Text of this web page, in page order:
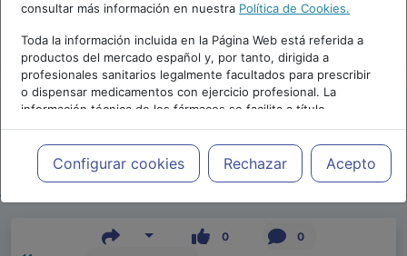
consultar más información en nuestra Política de Cookies.
Toda la información incluida en la Página Web está referida a
productos del mercado español y, por tanto, dirigida a
profesionales sanitarios legalmente facultados para prescribir
o dispensar medicamentos con ejercicio profesional. La
información técnica de los fármacos se facilita a título
meramente informativo, siendo responsabilidad de los
profesionales facultados prescribir medicamentos y decidir, en
cada caso concreto, el tratamiento más adecuado a las
necesidades del paciente.
Configurar cookies Rechazar Acepto
Repositorio de Artículos |Congreso Virtual
Internacional de Psicología|I Edición | 2017
0 0